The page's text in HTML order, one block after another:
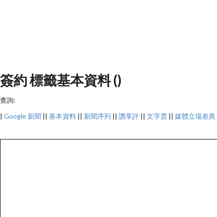
簽約 標籤基本資料 ()
查詢:
| Google 新聞 || 基本資料 || 新聞序列 || 讚享評 || 文字雲 || 媒體立場差異